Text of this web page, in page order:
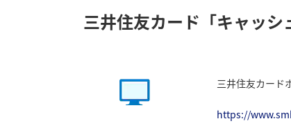
三井住友カード「キャッシ
三井住友カード
https://